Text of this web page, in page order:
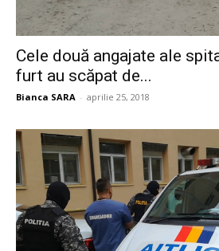
Cele două angajate ale
furt au scăpat de...
Bianca SARA - aprilie 25, 2018